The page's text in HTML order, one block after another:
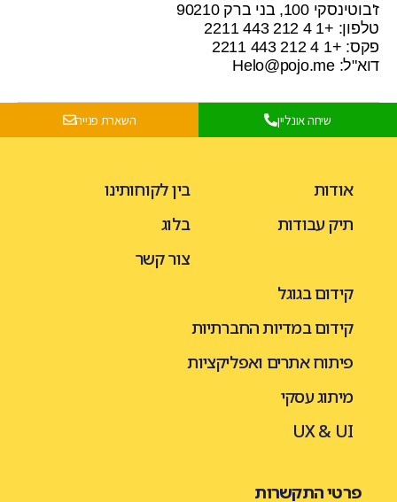
ז'בוטינסקי 100, בני ברק 90210
טלפון: +1 4 212 443 2211
פקס: +1 4 212 443 2211
דוא"ל:Helo@pojo.me
שיחה אונליין השארת פנייה
אודות
תיק עבודות
בין לקוחותינו
בלוג
צור קשר
קידום בגוגל
קידום במדיות החברתיות
פיתוח אתרים ואפליקציות
מיתוג עסקי
UX & UI
פרטי התקשרות